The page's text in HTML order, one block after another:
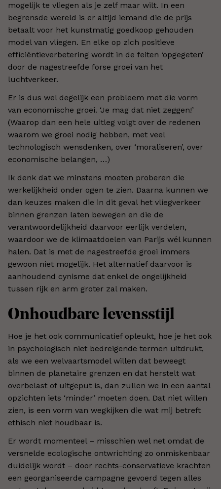
mogelijk te vliegen als je zelf maar wilt. In een
begrensde wereld is er altijd iemand die de prijs
betaalt voor het kunstmatig goedkoop gehouden
model van vliegen. En elke op zich positieve
efficiëntieverbetering wordt in de feiten ‘opgegeten’
door de nagestreefde forse groei van het
luchtverkeer.
Er is dus wel degelijk een probleem met die vorm
van economische groei. ‘Je mag dat niet zeggen!’
(Waarop dan een hele uitleg volgt over de redenen
waarom we groei nodig hebben, met veel
technologisch wensdenken, over ‘moraliseren’, over
economische belangen, …)
Ik denk dat we minstens moeten proberen die
werkelijkheid onder ogen te zien. Daarna kunnen we
dan keuzes maken die in dit geval het vliegverkeer
binnen grenzen laten bewegen en die de
verantwoordelijkheid daarvoor eerlijk verdelen,
waardoor we de klimaatdoelen van Parijs wél kunnen
halen. Dat is met de nagestreefde groei immers
gewoon niet mogelijk. Het alternatief daarvoor is
aanhoudend cynisme dat enkel de ongelijkheid
tussen rijk en arm groter zal maken.
Onhoudbare levensstijl
Hoe je het ook communicatief opleukt, hoe je het ook
in psychologisch niet bedreigende termen uitdrukt,
als we een welvaartsmodel willen dat beweegt
binnen de planetaire grenzen en dat herstelt wat
overbelast of uitgeput is, dan zullen we in een aantal
opzichten iets ‘minder’ moeten doen. Dat niet willen
zien, is een vorm van wegkijken die wat mij betreft
ethisch niet houdbaar is.
Er wordt momenteel – misschien wel net omdat de
versnelde ecologische ontwrichting zo onmiskenbaar
duidelijk wordt – door rechts-conservatieve krachten
een georganiseerde campagne gevoerd tegen alles